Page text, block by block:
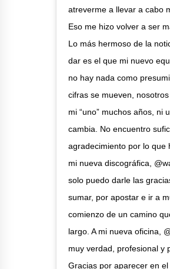
atreverme a llevar a cabo
Eso me hizo volver a ser
Lo más hermoso de la
dar es el que mi nuevo
no hay nada como
cifras se mueven,
mi “uno” muchos años, ni
cambia. No encuentro
agradecimiento por lo que
mi nueva discográfica,
solo puedo darle las
sumar, por apostar e ir a
comienzo de un camino
largo. A mi nueva oficina,
muy verdad, profesional y
Gracias por aparecer en el